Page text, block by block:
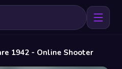
1942 - Online Shooter